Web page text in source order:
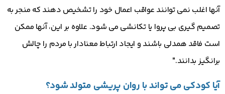
آنها اغلب نمی توانند عواقب اعمال خود را تشخیص دهند که منجر به
تصمیم گیری بی پروا یا تکانشی می شود. علاوه بر این، آنها ممکن
است فاقد همدلی باشند و ایجاد ارتباط معنادار با مردم را چالش
برانگیز بدانند."
آیا کودکی می تواند با روان پریشی متولد شود؟